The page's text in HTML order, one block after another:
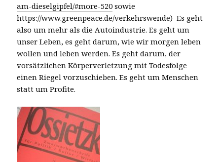
am-dieselgipfel/#more-520 sowie
https://www.greenpeace.de/verkehrswende) Es geht
also um mehr als die Autoindustrie. Es geht um
unser Leben, es geht darum, wie wir morgen leben
wollen und leben werden. Es geht darum, der
vorsätzlichen Körperverletzung mit Todesfolge
einen Riegel vorzuschieben. Es geht um Menschen
statt um Profite.